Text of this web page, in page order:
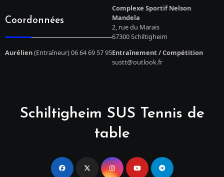
Coordonnées
Complexe Sportif Nelson
Mandela
2, rue du Marais
67300 Schiltigheim
Aurélien(Entraîneur) 06 64 69 57 95Entraînement / Compétition
sustt@outlook.fr
Schiltigheim SUS Tennis de
table